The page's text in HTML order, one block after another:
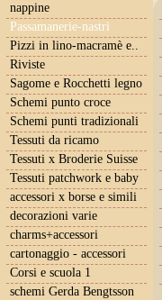
nappine
Passamanerie-nastri
Pizzi in lino-macramè e..
Riviste
Sagome e Rocchetti legno
Schemi punto croce
Schemi punti tradizionali
Tessuti da ricamo
Tessuti x Broderie Suisse
Tessuti patchwork e baby
accessori x borse e simili
decorazioni varie
charms+accessori
cartonaggio - accessori
Corsi e scuola 1
schemi Gerda Bengtsson